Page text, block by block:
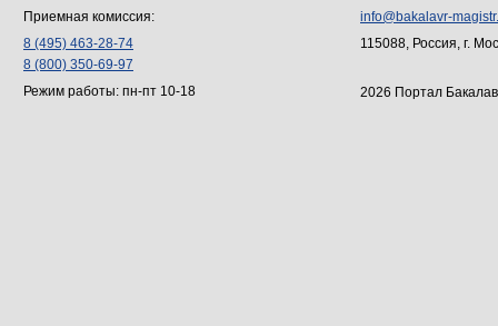
Приемная комиссия:
8 (495) 463-28-74
8 (800) 350-69-97
Режим работы: пн-пт 10-18
info@bakalavr-
115088, Россия, г.
2026 Портал